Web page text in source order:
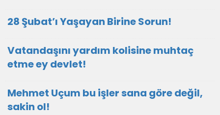
28 Şubat’ı Yaşayan Birine Sorun!
Vatandaşını yardım kolisine muhtaç
etme ey devlet!
Mehmet Uçum bu işler sana göre değil,
sakin ol!